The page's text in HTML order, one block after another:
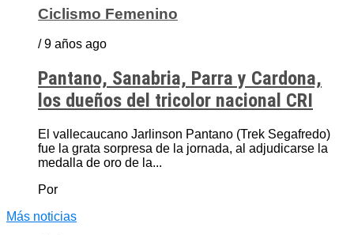
Ciclismo Femenino
/ 9 años ago
Pantano, Sanabria, Parra y Cardona,
los dueños del tricolor nacional CRI
El vallecaucano Jarlinson Pantano (Trek Segafredo)
fue la grata sorpresa de la jornada, al adjudicarse la
medalla de oro de la...
Por
Más noticias